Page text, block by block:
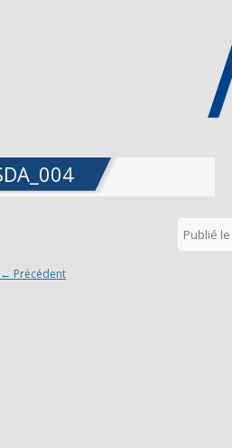
Publié le
← Précédent